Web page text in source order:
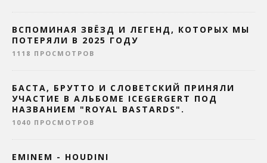
ВСПОМИНАЯ ЗВЁЗД И ЛЕГЕНД, КОТОРЫХ МЫ
ПОТЕРЯЛИ В 2025 ГОДУ
1118 ПРОСМОТРОВ
БАСТА, БРУТТО И СЛОВЕТСКИЙ ПРИНЯЛИ
УЧАСТИЕ В АЛЬБОМЕ ICEGERGERT ПОД
НАЗВАНИЕМ "ROYAL BASTARDS".
1040 ПРОСМОТРОВ
EMINEM - HOUDINI